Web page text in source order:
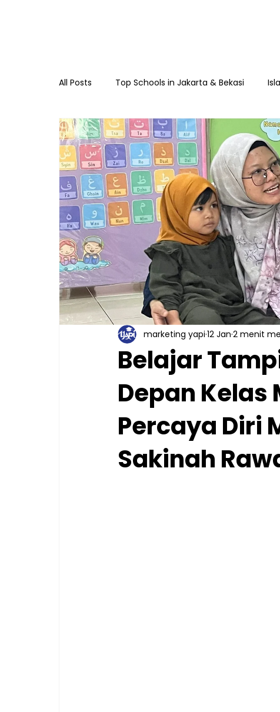
All Posts Top Schools in Jakarta & Bekasi
TKIA 13 Rawamangun SDIA 13 Rawamangun
Raudhatul Athfal Sakinah SMAIA 33
Belajar
Depan
Percaya Diri
Sakinah
marketing yapi 12 Jan 2 menit